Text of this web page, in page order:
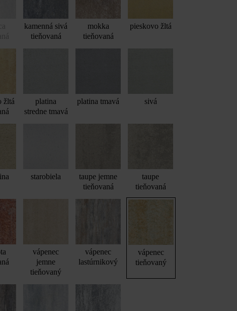
kamenná sivá
tieňovaná
mokka
tieňovaná
pieskovo žltá
žltá
platina
stredne tmavá
platina tmavá sivá
starobiela
taupe jemne
tieňovaná
taupe
tieňovaná
vápenec
jemne
tieňovaný
vápenec
lastúrnikový
vápenec
tieňovaný